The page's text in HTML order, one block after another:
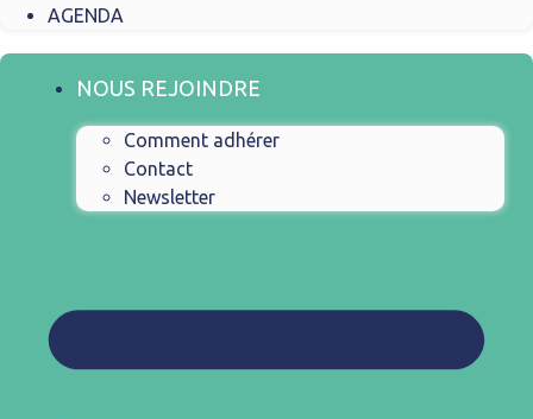
AGENDA
NOUS REJOINDRE
Comment adhérer
Contact
Newsletter